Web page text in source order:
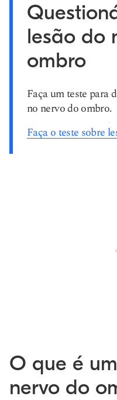
lesão do
ombro
Faça um teste para
no nervo do ombro.
Faça o teste sobre
O que é
nervo do